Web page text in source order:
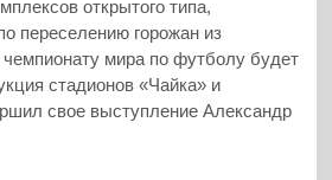
открытого типа,
переселению горожан из
мира по футболу будет
стадионов «Чайка» и
свое выступление Александр